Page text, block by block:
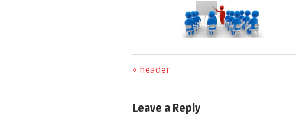
header
Leave a Reply